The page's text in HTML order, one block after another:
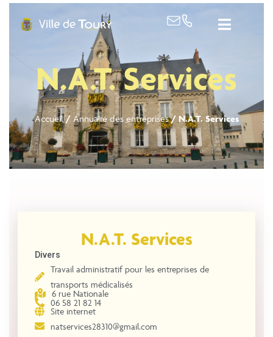
N.A.T. Services
Accueil/Annuaire des entreprises/N.A.T. Services
N.A.T. Services
Divers
Travail administratif pour les entreprises de
transports médicalisés
6 rue Nationale
06 58 21 82 14
Site internet
natservices28310@gmail.com